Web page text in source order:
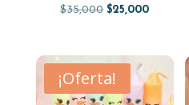
$35,000 El
original
era:
$35,000.
$25,000El
actual
es:
$25,000.
¡Oferta!